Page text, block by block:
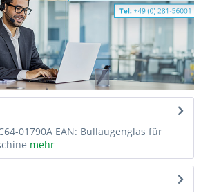
01790A EAN: Bullaugenglas für
mehr